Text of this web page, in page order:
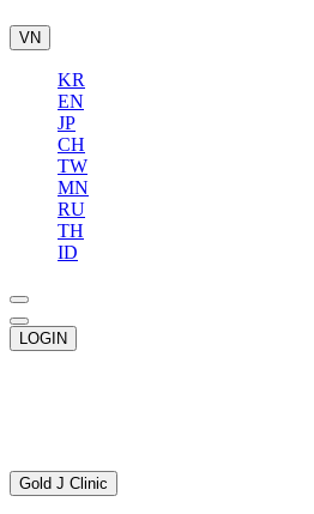
VN
KR
EN
JP
CH
TW
MN
RU
TH
ID
LOGIN
Gold J Clinic